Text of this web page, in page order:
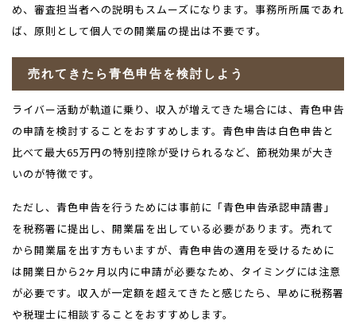
め、審査担当者への説明もスムーズになります。事務所所属であれ
ば、原則として個人での開業届の提出は不要です。
売れてきたら青色申告を検討しよう
ライバー活動が軌道に乗り、収入が増えてきた場合には、青色申告
の申請を検討することをおすすめします。青色申告は白色申告と
比べて最大65万円の特別控除が受けられるなど、節税効果が大き
いのが特徴です。
ただし、青色申告を行うためには事前に「青色申告承認申請書」
を税務署に提出し、開業届を出している必要があります。売れて
から開業届を出す方もいますが、青色申告の適用を受けるために
は開業日から 2ヶ月以内に申請が必要なため、タイミングには注意
が必要です。収入が一定額を超えてきたと感じたら、早めに税務署
や税理士に相談することをおすすめします。